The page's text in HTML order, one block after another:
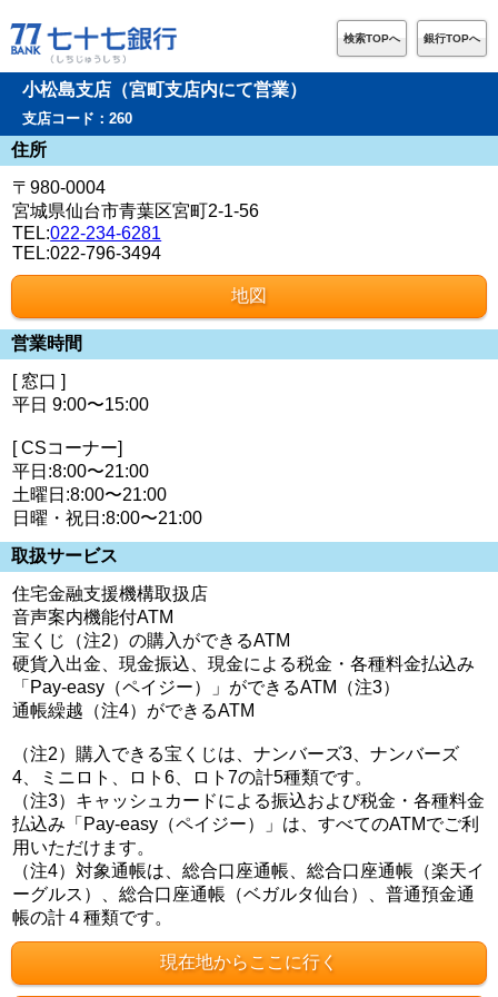
検索TOPへ 銀行TOPへ
小松島支店（宮町支店内にて営業）
支店コード：260
住所
〒980-0004
宮城県仙台市青葉区宮町2-1-56
TEL:022-234-6281
TEL:022-796-3494
地図
営業時間
[ 窓口 ]
平日 9:00〜15:00
[ CSコーナー]
平日:8:00〜21:00
土曜日:8:00〜21:00
日曜・祝日:8:00〜21:00
取扱サービス
住宅金融支援機構取扱店
音声案内機能付ATM
宝くじ（注2）の購入ができるATM
硬貨入出金、現金振込、現金による税金・各種料金払込み
「Pay-easy（ペイジー）」ができるATM（注3）
通帳繰越（注4）ができるATM
（注2）購入できる宝くじは、ナンバーズ3、ナンバーズ
4、ミニロト、ロト6、ロト7の計5種類です。
（注3）キャッシュカードによる振込および税金・各種料金
払込み「Pay-easy（ペイジー）」は、すべてのATMでご利
用いただけます。
（注4）対象通帳は、総合口座通帳、総合口座通帳（楽天イ
ーグルス）、総合口座通帳（ベガルタ仙台）、普通預金通
帳の計４種類です。
現在地からここに行く